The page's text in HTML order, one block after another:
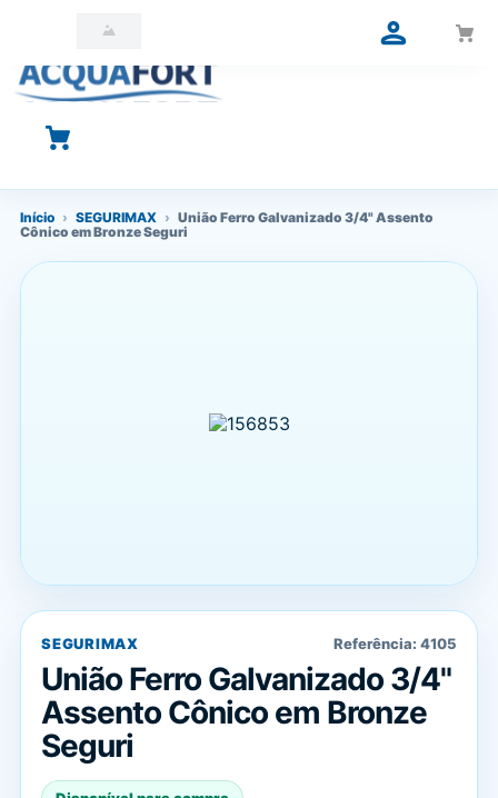
O que você está procurando?
Início › SEGURIMAX › União Ferro Galvanizado 3/4" Assento
Cônico em Bronze Seguri
SEGURIMAX Referência: 4105
União Ferro Galvanizado 3/4"
Assento Cônico em Bronze
Seguri